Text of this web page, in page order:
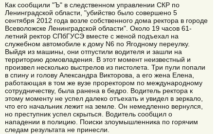
Как сообщили "Ъ" в следственном управлении СКР по
Ленинградской области, "убийство было совершено 5
сентября 2012 года возле собственного дома ректора в городе
Всеволожске Ленинградской области". Около 19 часов 61-
летний ректор СПбГУСЭ вместе с женой подъехал на
служебном автомобиле к дому N6 по Ягодному переулку.
Выйдя из машины, они отпустили водителя и зашли на
территорию домовладения. В этот момент неизвестный и
произвел несколько выстрелов из пистолета. Три пули попали
в спину и голову Александра Викторова, а его жена Елена,
работающая в том же вузе проректором по международному
сотрудничеству, была ранена в бедро. Водитель ректора к
этому моменту не успел далеко отъехать и увидел в зеркало,
что его начальник лежит на земле. Он немедленно вернулся,
но преступник успел скрыться. Водитель сообщил о
нападении в полицию. Поиски злоумышленника по горячим
следам результата не принесли.